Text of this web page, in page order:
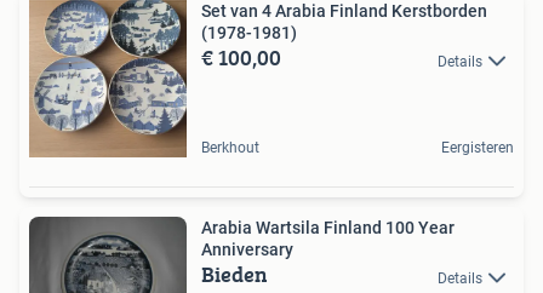
Set van 4 Arabia Finland Kerstborden
(1978-1981)
€ 100,00 Details
Berkhout Eergisteren
Arabia Wartsila Finland 100 Year
Anniversary
Bieden Details